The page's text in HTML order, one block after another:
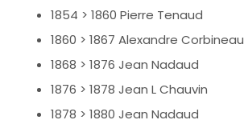
1854 > 1860 Pierre Tenaud
1860 > 1867 Alexandre Corbineau
1868 > 1876 Jean Nadaud
1876 > 1878 Jean L Chauvin
1878 > 1880 Jean Nadaud